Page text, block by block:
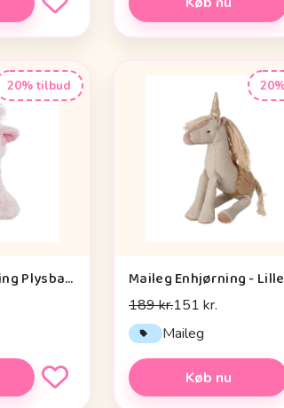
20% tilbud
Hoppekids Enhjørning Plysbamse - 24 cm. Maileg Enhjørning - Lille
189 kr.151 kr.
Maileg
Køb nu